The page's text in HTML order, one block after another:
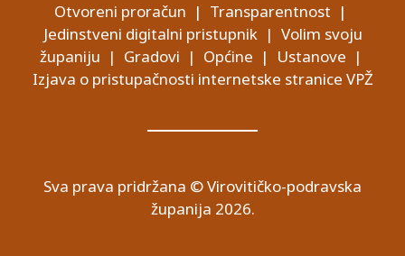
Otvoreni proračun | Transparentnost |
Jedinstveni digitalni pristupnik| Volim svoju
županiju | Gradovi | Općine | Ustanove |
Izjava o pristupačnosti internetske stranice VPŽ
Sva prava pridržana © Virovitičko-podravska
županija 2026.